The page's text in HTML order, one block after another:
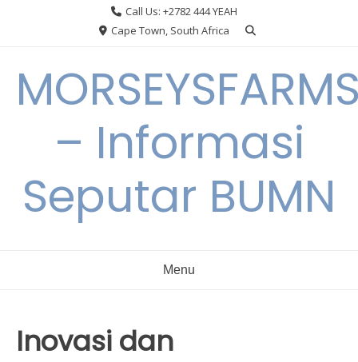
Call Us: +2782 444 YEAH
Cape Town, South Africa
– Informasi
Seputar BUMN
Menu
Inovasi dan